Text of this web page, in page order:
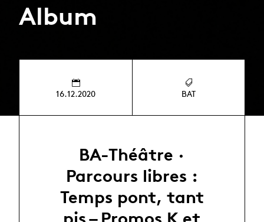
Album
16.12.2020 BAT
BA-Théâtre ·
Parcours libres :
Temps pont, tant